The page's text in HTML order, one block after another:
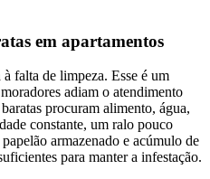
em apartamentos
falta de limpeza. Esse é um
adiam o atendimento
procuram alimento, água,
constante, um ralo pouco
armazenado e acúmulo de
para manter a infestação.